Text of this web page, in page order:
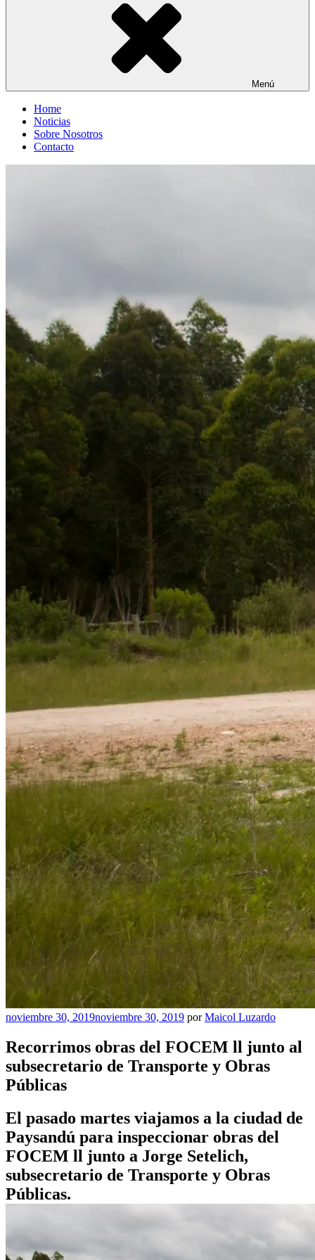
Menú
Home
Noticias
Sobre Nosotros
Contacto
Publicado
noviembre 30, 2019noviembre 30, 2019 porMaicol Luzardo
Recorrimos obras del FOCEM ll junto al
subsecretario de Transporte y Obras
Públicas
El pasado martes viajamos a la ciudad de
Paysandú para inspeccionar obras del
FOCEM ll junto a Jorge Setelich,
subsecretario de Transporte y Obras
Públicas.